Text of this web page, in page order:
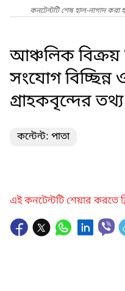
কনটেন্টটি শেষ হাল-নাগাদ
আঞ্চলিক বিক্রয়
সংযোগ
গ্রাহকবৃন্দের তথ্য
কন্টেন্ট: পাতা
এই কনটেন্টটি শেয়ার করতে